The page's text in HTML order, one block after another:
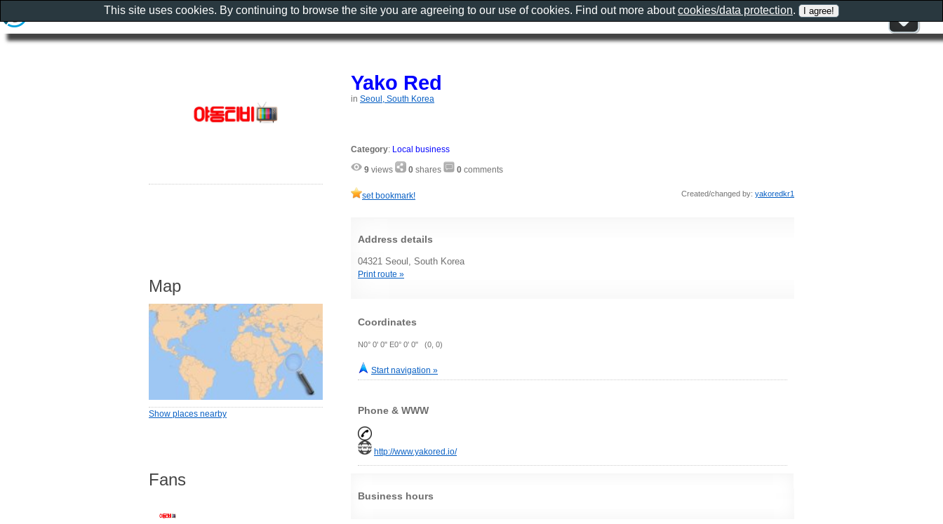
Yako Red
in Seoul, South Korea
Category: Local business
9 views 0 shares 0 comments
set bookmark! Created/changed by: yakoredkr1
Address details
04321 Seoul, South Korea
Print route »
Coordinates
N0° 0' 0" E0° 0' 0" (0, 0)
Start navigation »
Phone & WWW
http://www.yakored.io/
Business hours
Map
Show places nearby
Fans
This site uses cookies. By continuing to browse the site you are agreeing to our use of cookies. Find out more aboutcookies/data protection.